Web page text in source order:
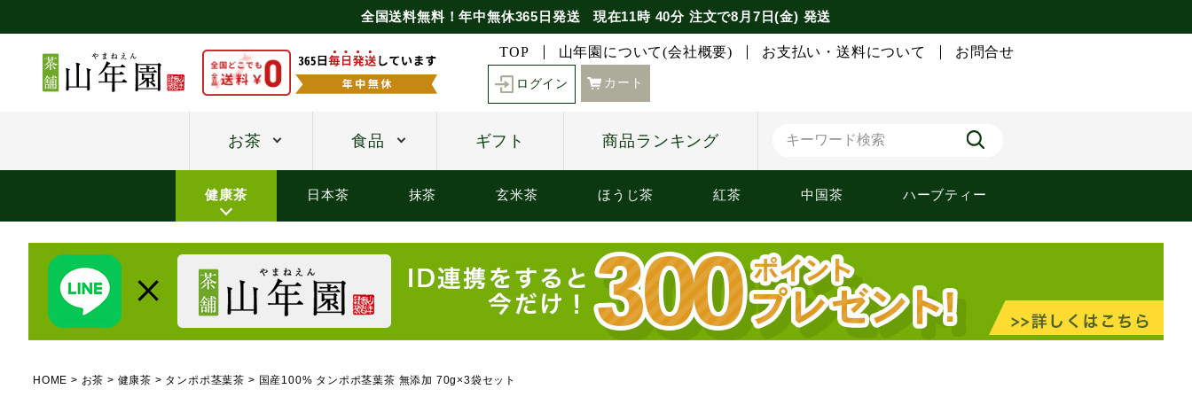
全国送料無料！年中無休365日発送 現在11時 40分 注文で8月7日(金) 発送
TOP 山年園について(会社概要) お支払い・送料について お問合せ
ログイン カート
お茶 食品 ギフト 商品ランキング
健康茶 日本茶 抹茶 玄米茶 ほうじ茶 紅茶 中国茶 ハーブティー
HOME お茶 健康茶 タンポポ茎葉茶 国産100% タンポポ茎葉茶 無添加 70g×3袋セット